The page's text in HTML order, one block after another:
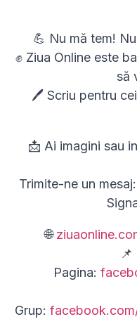
💪 Nu mă tem!
✊ Ziua Online este
să
🖊 Scriu pentru
📩 Ai imagini sau
Trimite-ne un
🌐
Pagina:
Grup: